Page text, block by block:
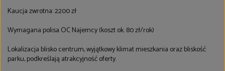
Kaucja zwrotna: 2200 zł
Wymagana polisa OC Najemcy (koszt ok. 80 zł/rok)
Lokalizacja blisko centrum, wyjątkowy klimat mieszkania oraz bliskość
parku, podkreślają atrakcyjność oferty.